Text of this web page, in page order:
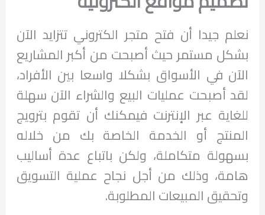
نعلم جيدا أن فتح متجر الكتروني تتزايد الآن
بشكل مستمر حيث أصبحت من أكبر المشاريع
الآن في الأسواق بشكلا واسعا بين الأفراد،
لقد أصبحت عمليات البيع والشراء الآن سهلة
للغاية عبر الإنترنت فيمكنك أن تقوم بترويج
المنتج أو الخدمة الخاصة بك من خلاله
بسهولة متكاملة، ولكن باتباع عدة أساليب
هامة، وذلك من أجل نجاح عملية التسويق
وتحقيق المبيعات المطلوبة.